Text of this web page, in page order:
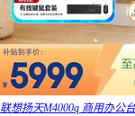
联想扬天M4000q 商用办公